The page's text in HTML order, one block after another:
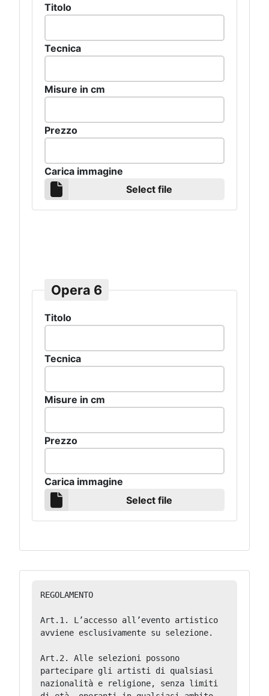
Titolo
Tecnica
Misure in cm
Prezzo
Carica immagine
Select file
Opera 6
Titolo
Tecnica
Misure in cm
Prezzo
Carica immagine
Select file
REGOLAMENTO
Art.1. L’accesso all’evento artistico
avviene esclusivamente su selezione.
Art.2. Alle selezioni possono
partecipare gli artisti di qualsiasi
nazionalità e religione, senza limiti